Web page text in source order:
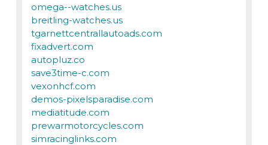
omega--watches.us
breitling-watches.us
tgarnettcentrallautoads.com
fixadvert.com
autopluz.co
save3time-c.com
vexonhcf.com
demos-pixelsparadise.com
mediatitude.com
prewarmotorcycles.com
simracinglinks.com